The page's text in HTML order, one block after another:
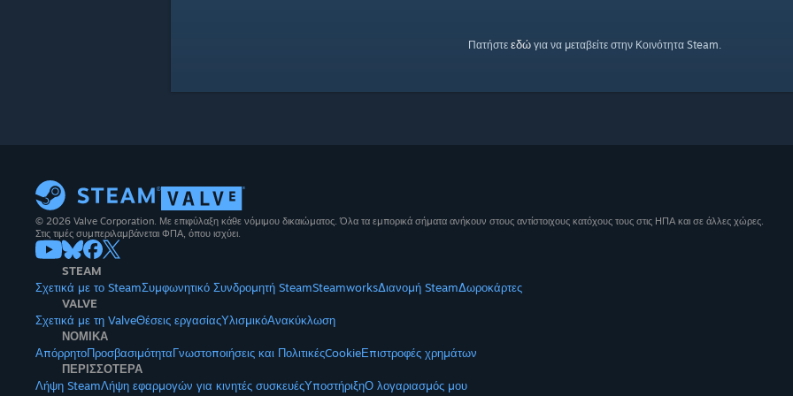
Πατήστε εδώ για να μεταβείτε στην Κοινότητα Steam.
© 2026 Valve Corporation. Με επιφύλαξη κάθε νόμιμου δικαιώματος. Όλα τα εμπορικά σήματα ανήκουν στους αντίστοιχους κατόχους τους στις ΗΠΑ και σε άλλες χώρες.
Στις τιμές συμπεριλαμβάνεται ΦΠΑ, όπου ισχύει.
STEAM
Σχετικά με το SteamΣυμφωνητικό Συνδρομητή SteamSteamworksΔιανομή SteamΔωροκάρτες
VALVE
Σχετικά με τη ValveΘέσεις εργασίαςΥλισμικόΑνακύκλωση
ΝΟΜΙΚΑ
ΑπόρρητοΠροσβασιμότηταΓνωστοποιήσεις και ΠολιτικέςCookieΕπιστροφές χρημάτων
ΠΕΡΙΣΣΟΤΕΡΑ
Λήψη SteamΛήψη εφαρμογών για κινητές συσκευέςΥποστήριξηΟ λογαριασμός μου